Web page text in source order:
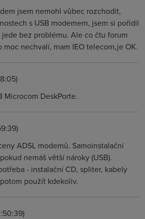
jsem nemohl vůbec rozchodit,
s USB modemem, jsem si pořidil
jede bez problému. Ale co čtu forum
moc nechvalí, mam IEO telecom,je OK.
Microcom DeskPorte.
ADSL modemů. Samoinstalační
nemáš větší nároky (USB).
- instalační CD, spliter, kabely
použít kdekoliv.